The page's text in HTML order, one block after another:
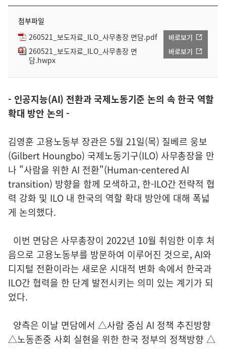
첨부파일
260521_보도자료_ILO_사무총장 면담.pdf
바로보기
260521_보도자료_ILO_사무총장 면
담.hwpx
바로보기
- 인공지능(AI) 전환과 국제노동기준 논의 속 한국 역할
확대 방안 논의 -
김영훈 고용노동부 장관은 5월 21일(목) 질베르 웅보
(Gilbert Houngbo) 국제노동기구(ILO) 사무총장을 만
나 "사람을 위한 AI 전환"(Human-centered AI
transition) 방향을 함께 모색하고, 한-ILO간 전략적 협
력 강화 및 ILO 내 한국의 역할 확대 방안에 대해 폭넓
게 논의했다.
이번 면담은 사무총장이 2022년 10월 취임한 이후 처
음으로 고용노동부를 방문하여 이루어진 것으로, AI와
디지털 전환이라는 새로운 시대적 변화 속에서 한국과
ILO간 협력을 한 단계 발전시키는 의미 있는 계기가 되
었다.
양측은 이날 면담에서 △사람 중심 AI 정책 추진방향
△노동존중 사회 실현을 위한 한국 정부의 정책방향 △